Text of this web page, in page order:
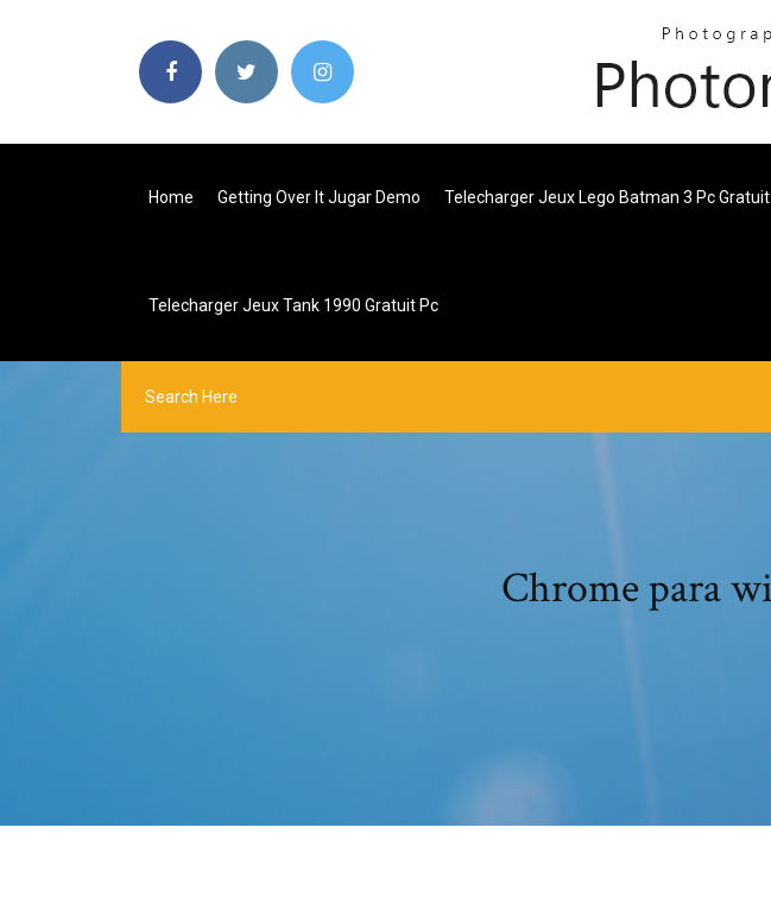
Home Getting Over It Jugar Demo Telecharger Jeux Lego Batman 3 Pc Gratuit
Telecharger Jeux Tank 1990 Gratuit Pc
Chrome para